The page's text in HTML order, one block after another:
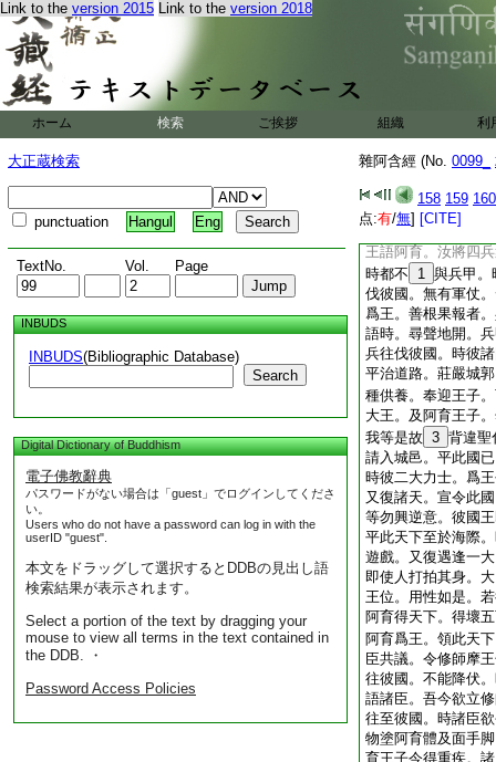
Link to the version 2015 Link to the version 2018
ホーム 検索 ご挨拶 組織 利
大正蔵検索
punctuation Hangul Eng
TextNo. Vol. Page
INBUDS
INBUDS(Bibliographic Database)
Search
Digital Dictionary of Buddhism
電子佛教辭典
パスワードがない場合は「guest」でログインしてくださ
い。
Users who do not have a password can log in with the
userID "guest".
本文をドラッグして選択するとDDBの見出し語
検索結果が表示されます。
Select a portion of the text by dragging your
mouse to view all terms in the text contained in
the DDB. ・
Password Access Policies
雜阿含經 (No. 0099_
158 159 160
点:有/無] [CITE]
問阿育言。誰當作
阿育啓言。上乘上
自見當作王。老象
盛食。粳米雜酪飯
不可説也。如是乃
汝愼勿使人知。汝
人也。夫人白言。
王聞者。於師所不
住處。若子作王者
供養。時頻
15
王語阿育。汝將四
時都不
1 與兵甲。
伐彼國。無有軍仗
爲王。善根果報者
語時。尋聲地開。
兵往伐彼國。時彼
平治道路。莊嚴城
種供養。奉迎王子
大王。及阿育王子
我等是故 3 背違聖
請入城邑。平此國
時彼二大力士。爲
又復諸天。宣令此
等勿興逆意。彼國
平此天下至於海際
遊戲。又復遇逢一
即使人打拍其身。
王位。用性如是。
阿育得天下。得壞
阿育爲王。領此天
臣共議。令修師摩
往彼國。不能降伏
語諸臣。吾今欲立
往至彼國。時諸臣
物塗阿育體及面手
育王子今得重疾。